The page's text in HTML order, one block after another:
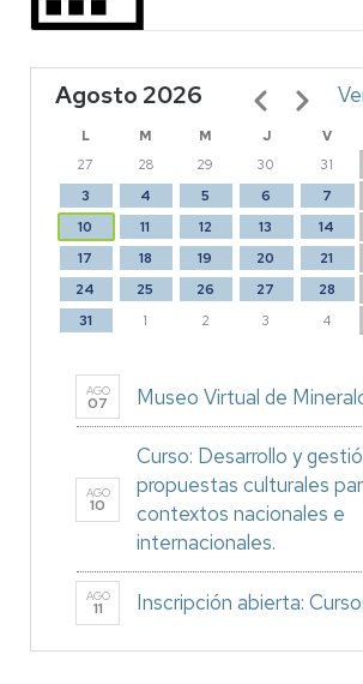
Agosto 2026
L M M J V
27
28 29 30 31
3
4 5 6 7
10
11 12 13 14
17
18 19 20 21
24
25 26 27 28
31
1 2 3 4
Paginación
AGO
07 Museo Virtual de
AGO
10
Curso: Desarrollo y
propuestas culturales
contextos nacionales e
internacionales.
AGO
11 Inscripción abierta: